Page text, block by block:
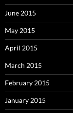
June 2015
May 2015
April 2015
March 2015
February 2015
January 2015